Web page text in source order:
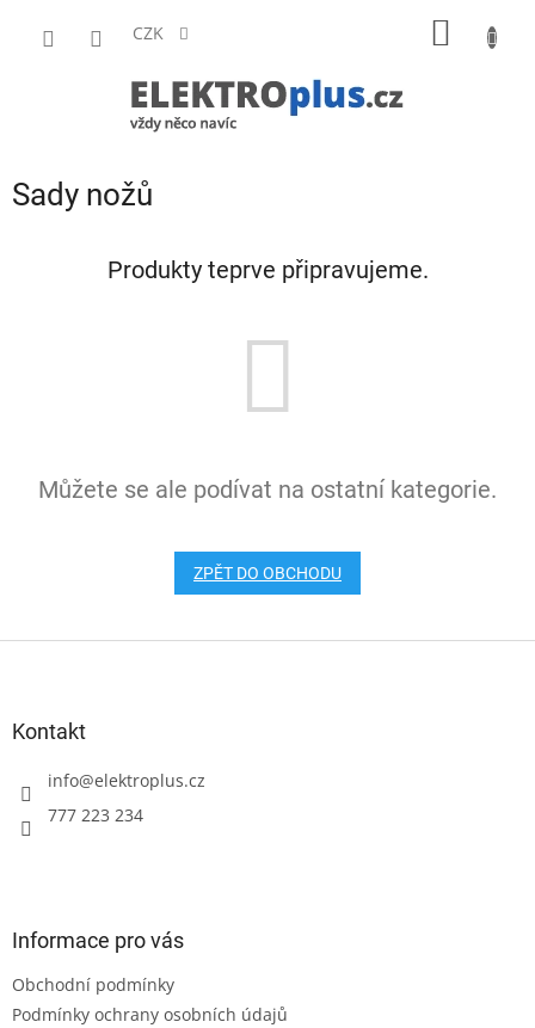
CZK
Sady nožů
Produkty teprve připravujeme.
Můžete se ale podívat na ostatní kategorie.
ZPĚT DO OBCHODU
Kontakt
info@elektroplus.cz
777 223 234
Informace pro vás
Obchodní podmínky
Podmínky ochrany osobních údajů